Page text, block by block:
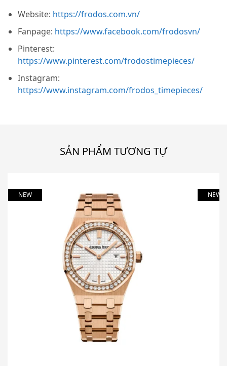
Website: https://frodos.com.vn/
Fanpage: https://www.facebook.com/frodosvn/
Pinterest:
https://www.pinterest.com/frodostimepieces/
Instagram:
https://www.instagram.com/frodos_timepieces/
SẢN PHẨM TƯƠNG TỰ
NEW NEW